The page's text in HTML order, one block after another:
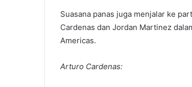
Suasana panas juga menjalar ke
Cardenas dan Jordan Martinez
Americas.
Arturo Cardenas: